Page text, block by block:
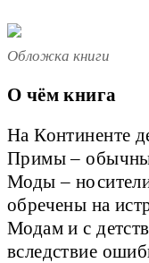
Обложка книги
О чём книга
На Континенте
Примы –
Моды –
обречены на
Модам и с
вследствие